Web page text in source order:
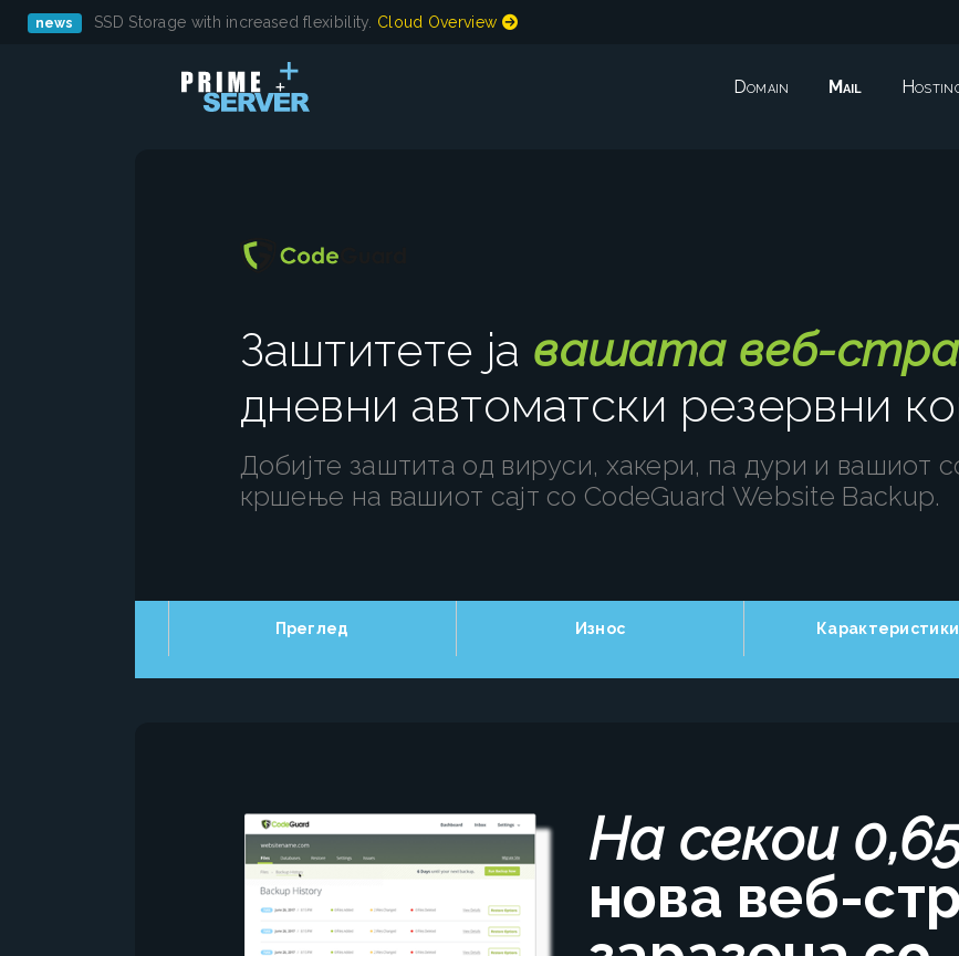
news SSD Storage with increased flexibility. Cloud Overview
Domain Mail
Заштитете ја вашата веб-
дневни автоматски резервни
Добијте заштита од вируси, хакери, па дури и вашиот
кршење на вашиот сајт со CodeGuard Website Backup.
Преглед Износ Карактеристики
На секои
нова веб-